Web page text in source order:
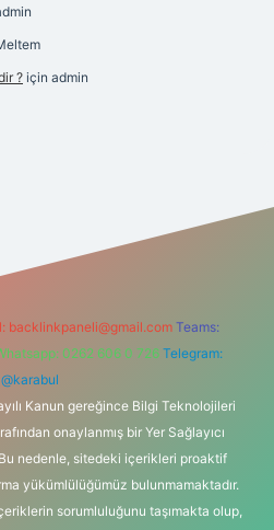
? için admin
backlinkpaneli@gmail.com Teams:
0262 606 0 726 Telegram:
@karabul
Kanun gereğince Bilgi Teknolojileri
onaylanmış bir Yer Sağlayıcı
nedenle, sitedeki içerikleri proaktif
yükümlülüğümüz bulunmamaktadır.
sorumluluğunu taşımakta olup,